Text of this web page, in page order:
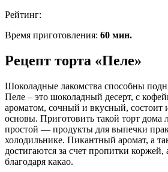
Рейтинг:
Время приготовления: 60 мин.
Рецепт торта «Пеле»
Шоколадные лакомства способны
Пеле – это шоколадный десерт, с
ароматом, сочный и вкусный, состоит
основы. Приготовить такой торт дома
простой — продукты для выпечки
холодильнике. Пикантный аромат, а
достигаются за счет пропитки
благодаря какао.